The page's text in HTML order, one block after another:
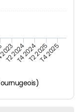
T2 2024T4 2024T2 2025T4 2025